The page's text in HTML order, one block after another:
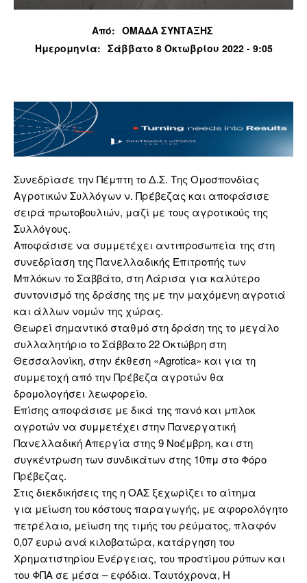
Από: ΟΜΑΔΑ ΣΥΝΤΑΞΗΣ
Ημερομηνία: Σάββατο 8 Οκτωβρίου 2022 - 9:05
Συνεδρίασε την Πέμπτη το Δ.Σ. Της Ομοσπονδίας
Αγροτικών Συλλόγων ν. Πρέβεζας και αποφάσισε
σειρά πρωτοβουλιών, μαζί με τους αγροτικούς της
Συλλόγους.
Αποφάσισε να συμμετέχει αντιπροσωπεία της στη
συνεδρίαση της Πανελλαδικής Επιτροπής των
Μπλόκων το Σαββάτο, στη Λάρισα για καλύτερο
συντονισμό της δράσης της με την μαχόμενη αγροτιά
και άλλων νομών της χώρας.
Θεωρεί σημαντικό σταθμό στη δράση της το μεγάλο
συλλαλητήριο το Σάββατο 22 Οκτώβρη στη
Θεσσαλονίκη, στην έκθεση «Agrotica» και για τη
συμμετοχή από την Πρέβεζα αγροτών θα
δρομολογήσει λεωφορείο.
Επίσης αποφάσισε με δικά της πανό και μπλοκ
αγροτών να συμμετέχει στην Πανεργατική
Πανελλαδική Απεργία στης 9 Νοέμβρη, και στη
συγκέντρωση των συνδικάτων στης 10πμ στο Φόρο
Πρέβεζας.
Στις διεκδικήσεις της η ΟΑΣ ξεχωρίζει το αίτημα
για μείωση του κόστους παραγωγής, με αφορολόγητο
πετρέλαιο, μείωση της τιμής του ρεύματος, πλαφόν
0,07 ευρώ ανά κιλοβατώρα, κατάργηση του
Χρηματιστηρίου Ενέργειας, του προστίμου ρύπων και
του ΦΠΑ σε μέσα – εφόδια. Ταυτόχρονα, Η